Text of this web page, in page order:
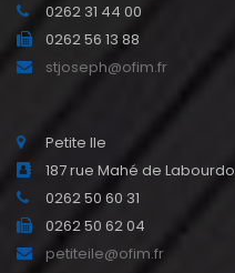
0262 31 44 00
0262 56 13 88
stjoseph@ofim.fr
Petite Ile
187 rue Mahé de
0262 50 60 31
0262 50 62 04
petiteile@ofim.fr